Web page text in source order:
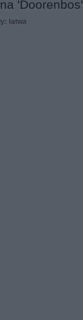
'Doorenbos'
łatwa